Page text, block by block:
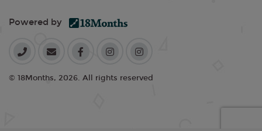
Powered by
© 18Months, 2026. All rights reserved